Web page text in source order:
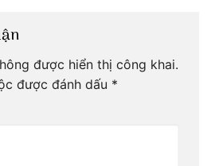
được hiển thị công khai.
được đánh dấu *